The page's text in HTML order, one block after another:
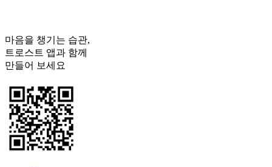
마음을 챙기는 습관,
트로스트 앱과 함께
만들어 보세요